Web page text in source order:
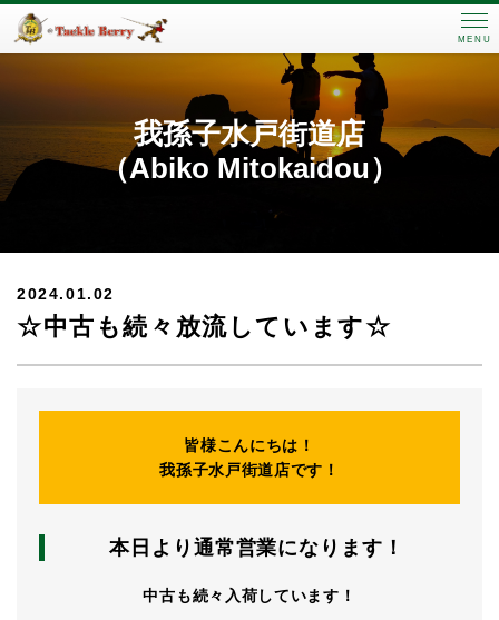
MENU
我孫子水戸街道店
（Abiko Mitokaidou）
2024.01.02
☆中古も続々放流しています☆
皆様こんにちは！
我孫子水戸街道店です！
本日より通常営業になります！
中古も続々入荷しています！